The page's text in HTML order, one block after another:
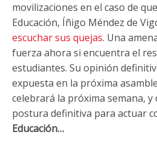
movilizaciones en el caso de
Educación, Íñigo Méndez de
escuchar sus quejas. Una
fuerza ahora si encuentra el
estudiantes. Su opinión
expuesta en la próxima
celebrará la próxima semana, y
postura definitiva para actuar
Educación…